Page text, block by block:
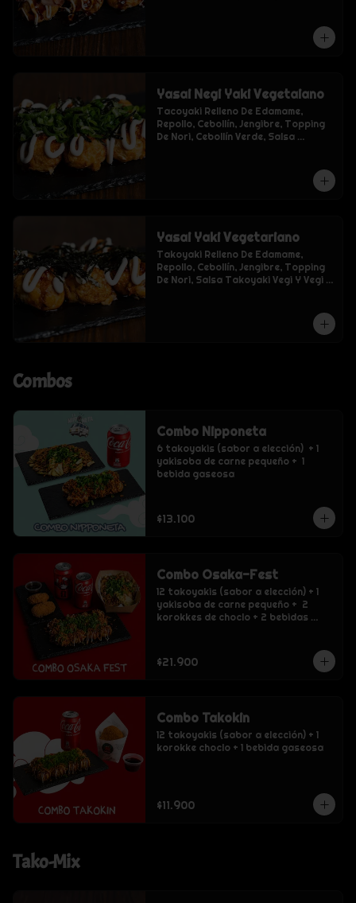
Yasai Negi Yaki Vegetaiano
Tacoyaki Relleno De Edamame,
Repollo, Cebollín, Jengibre, Topping
De Nori, Cebollín Verde, Salsa
Yasai Yaki Vegetariano
Takoyaki Relleno De Edamame,
Repollo, Cebollín, Jengibre, Topping
De Nori, Salsa Takoyaki Vegi Y Vegi
Combos
Combo Nipponeta
6 takoyakis (sabor a elección)  + 1
yakisoba de carne pequeño +  1
bebida gaseosa
$13.100
Combo Osaka-Fest
12 takoyakis (sabor a elección) + 1
yakisoba de carne pequeño +  2
korokkes de choclo + 2 bebidas
$21.900
Combo Takokin
12 takoyakis (sabor a elección) + 1
korokke choclo + 1 bebida gaseosa
$11.900
Tako-Mix